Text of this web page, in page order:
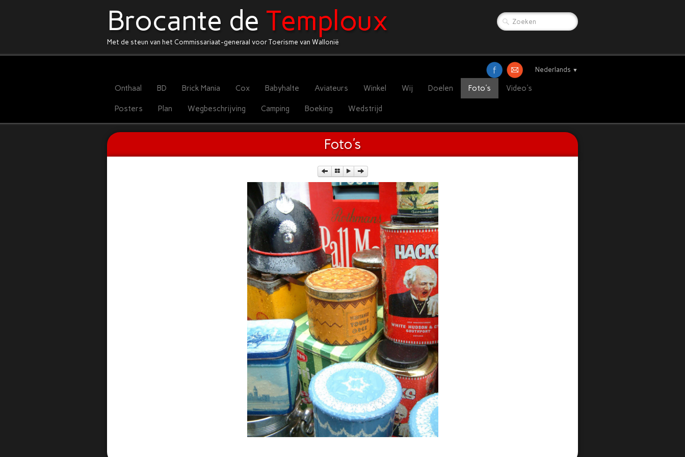
Brocante de Temploux
Met de steun van het Commissariaat-generaal voor Toerisme van Wallonië
Nederlands ▼
Onthaal BD Brick Mania Cox Babyhalte Aviateurs Winkel Wij Doelen Foto's Video's
Posters Plan Wegbeschrijving Camping Boeking Wedstrijd
Foto's